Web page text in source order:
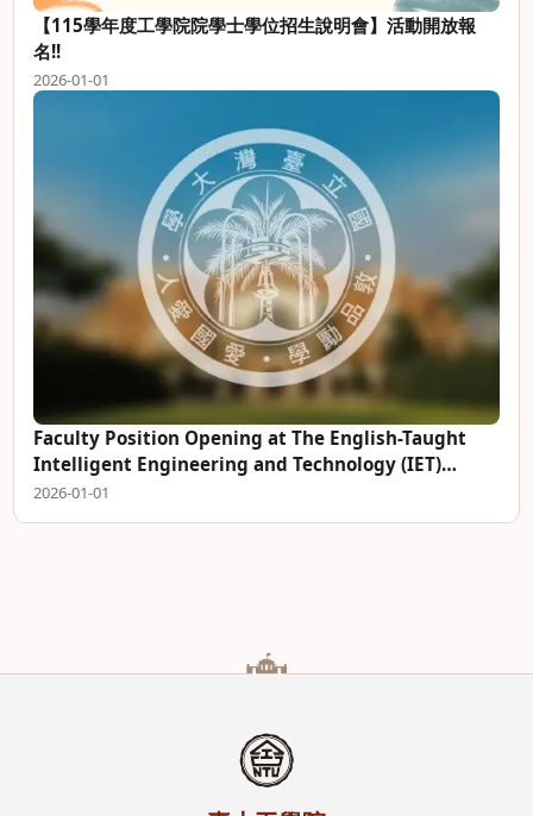
【115學年度工學院院學士學位招生說明會】活動開放報
名!!
2026-01-01
Faculty Position Opening at The English-Taught
Intelligent Engineering and Technology (IET)
Program
2026-01-01